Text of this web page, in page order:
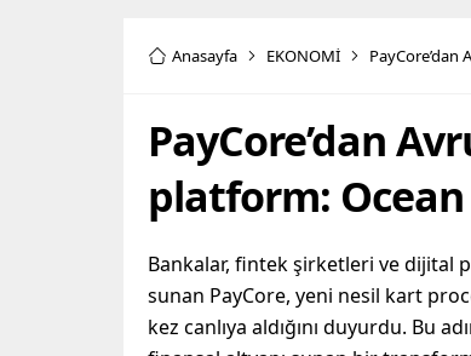
Anasayfa EKONOMİ
PayCore’dan
platform: Ocean
Bankalar, fintek şirketleri ve dijital
sunan PayCore, yeni nesil kart
kez canlıya aldığını duyurdu. Bu